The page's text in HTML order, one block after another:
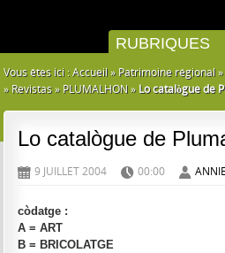
Vous êtes ici :Accueil » Patrimoine régional
» Revistas » PLUMALHON » Lo catalògue de
Lo catalògue de
D 9 JUILLET 2004 H 00:00 A
còdatge :
A = ART
B = BRICOLATGE